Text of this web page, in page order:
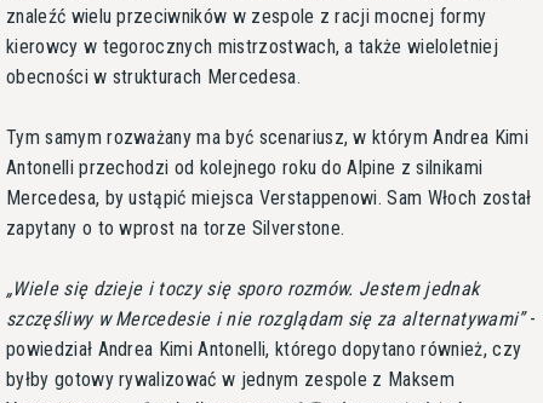
znaleźć wielu przeciwników w zespole z racji mocnej formy
kierowcy w tegorocznych mistrzostwach, a także wieloletniej
obecności w strukturach Mercedesa.
Tym samym rozważany ma być scenariusz, w którym Andrea Kimi
Antonelli przechodzi od kolejnego roku do Alpine z silnikami
Mercedesa, by ustąpić miejsca Verstappenowi. Sam Włoch został
zapytany o to wprost na torze Silverstone.
Wiele się dzieje i toczy się sporo rozmów. Jestem jednak
szczęśliwy w Mercedesie i nie rozglądam się za alternatywami -
powiedział Andrea Kimi Antonelli, którego dopytano również, czy
byłby gotowy rywalizować w jednym zespole z Maksem